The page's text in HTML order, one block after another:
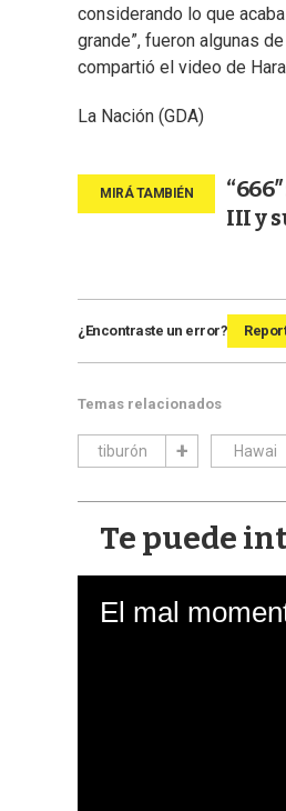
considerando lo que
grande”, fueron algunas
compartió el video de
La Nación (GDA)
III y
¿Encontraste un error?
Temas relacionados
tiburón Hawai
Te puede